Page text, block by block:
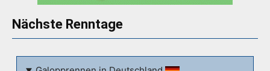
Nächste Renntage